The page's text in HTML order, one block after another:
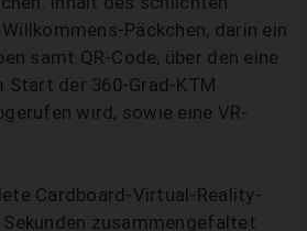
Päckchen, darin ein
samt QR-Code, über den eine
Start der 360-Grad-KTM
wird, sowie eine VR-
Cardboard-Virtual-Reality-
zusammengefaltet